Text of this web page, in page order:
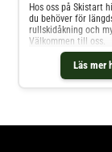
Läs mer
Hos oss på Skistart
du behöver för
rullskidåkning och
Välkommen till oss.